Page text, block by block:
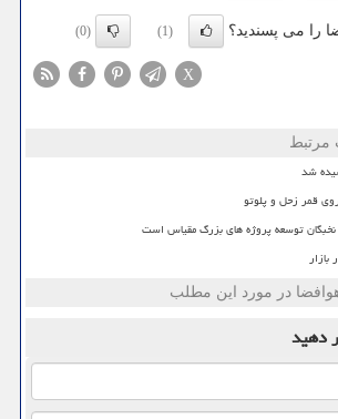
را می پسندید؟ (1)
(0)
X
مرتبط
شد
قمر زحل و پلوتو
نخبگان توسعه پروژه های بزرگ مقیاس است
در مورد این مطلب
دهید